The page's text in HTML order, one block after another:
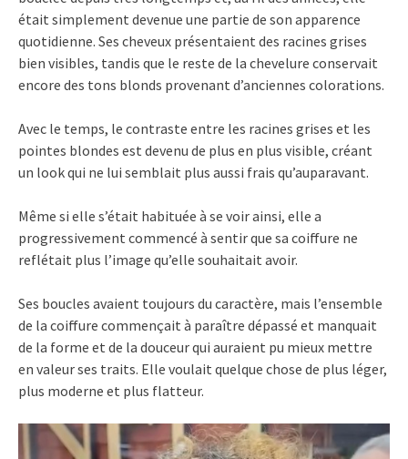
était simplement devenue une partie de son apparence
quotidienne. Ses cheveux présentaient des racines grises
bien visibles, tandis que le reste de la chevelure conservait
encore des tons blonds provenant d’anciennes colorations.
Avec le temps, le contraste entre les racines grises et les
pointes blondes est devenu de plus en plus visible, créant
un look qui ne lui semblait plus aussi frais qu’auparavant.
Même si elle s’était habituée à se voir ainsi, elle a
progressivement commencé à sentir que sa coiffure ne
reflétait plus l’image qu’elle souhaitait avoir.
Ses boucles avaient toujours du caractère, mais l’ensemble
de la coiffure commençait à paraître dépassé et manquait
de la forme et de la douceur qui auraient pu mieux mettre
en valeur ses traits. Elle voulait quelque chose de plus léger,
plus moderne et plus flatteur.